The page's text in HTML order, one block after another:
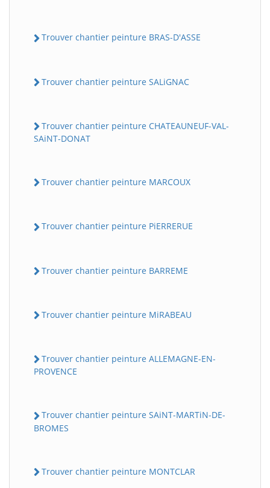
Trouver chantier peinture BRAS-D'ASSE
Trouver chantier peinture SALiGNAC
Trouver chantier peinture CHATEAUNEUF-VAL-
SAiNT-DONAT
Trouver chantier peinture MARCOUX
Trouver chantier peinture PiERRERUE
Trouver chantier peinture BARREME
Trouver chantier peinture MiRABEAU
Trouver chantier peinture ALLEMAGNE-EN-
PROVENCE
Trouver chantier peinture SAiNT-MARTiN-DE-
BROMES
Trouver chantier peinture MONTCLAR